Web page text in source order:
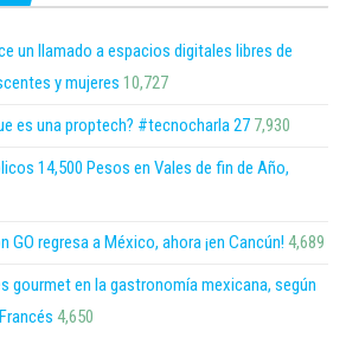
un llamado a espacios digitales libres de
y mujeres 10,727
es una proptech? #tecnocharla 27 7,930
14,500 Pesos en Vales de fin de Año,
GO regresa a México, ahora ¡en Cancún! 4,689
gourmet en la gastronomía mexicana, según
4,650